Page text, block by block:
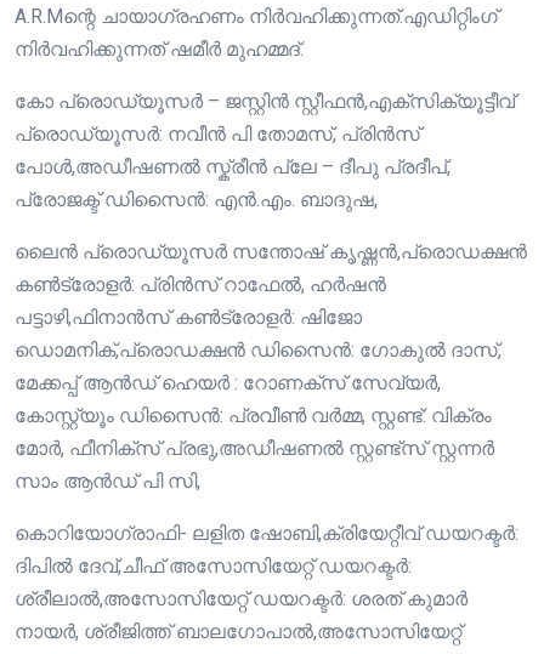
A.R.Mന്റെ ചായാഗ്രഹണം നിർവഹിക്കുന്നത്.എഡിറ്റിംഗ്
നിർവഹിക്കുന്നത് ഷമീർ മുഹമ്മദ്‌.
കോ പ്രൊഡ്യൂസർ – ജസ്റ്റിൻ സ്റ്റീഫൻ,എക്സിക്യൂട്ടീവ്
പ്രൊഡ്യൂസർ: നവീൻ പി തോമസ്, പ്രിൻസ്
പോൾ,അഡീഷണൽ സ്ക്രീൻ പ്ലേ – ദീപു പ്രദീപ്‌,
പ്രോജക്ട് ഡിസൈൻ: എൻ.എം. ബാദുഷ,
ലൈൻ പ്രൊഡ്യൂസർ സന്തോഷ്‌ കൃഷ്ണൻ,പ്രൊഡക്ഷൻ
കൺട്രോളർ: പ്രിൻസ് റാഫേൽ, ഹർഷൻ
പട്ടാഴി,ഫിനാൻസ് കൺട്രോളർ: ഷിജോ
ഡൊമനിക്,പ്രൊഡക്ഷൻ ഡിസൈൻ: ഗോകുൽ ദാസ്,
മേക്കപ്പ് ആൻഡ് ഹെയർ : റോണക്സ് സേവ്യർ,
കോസ്റ്റ്യൂം ഡിസൈൻ: പ്രവീൺ വർമ്മ, സ്റ്റണ്ട്: വിക്രം
മോർ, ഫീനിക്സ് പ്രഭു,അഡീഷണൽ സ്റ്റണ്ട്സ് സ്റ്റന്നർ
സാം ആൻഡ് പി സി,
കൊറിയോഗ്രാഫി- ലളിത ഷോബി,ക്രിയേറ്റീവ് ഡയറക്ടർ:
ദിപിൽ ദേവ്,ചീഫ് അസോസിയേറ്റ് ഡയറക്ടർ:
ശ്രീലാൽ,അസോസിയേറ്റ് ഡയറക്ടർ: ശരത് കുമാർ
നായർ, ശ്രീജിത്ത് ബാലഗോപാൽ,അസോസിയേറ്റ്